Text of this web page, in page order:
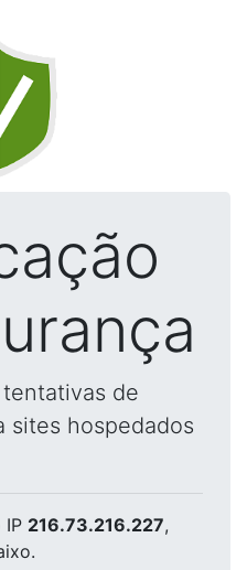
de
sites hospedados
IP 216.73.216.227,